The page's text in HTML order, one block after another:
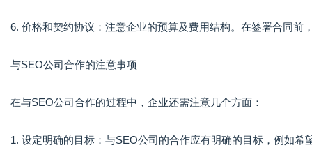
6. 价格和契约协议：注意企业的预算及费用结构。在签署合同
与SEO公司合作的注意事项
在与SEO公司合作的过程中，企业还需注意几个方面：
1. 设定明确的目标：与SEO公司的合作应有明确的目标，例如